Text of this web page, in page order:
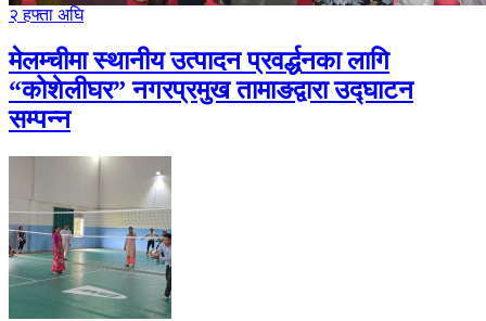
२ हफ्ता अघि
मेलम्चीमा स्थानीय उत्पादन प्रवर्द्धनका लागि
“कोशेलीघर” नगरप्रमुख तामाङद्वारा उद्घाटन
सम्पन्न